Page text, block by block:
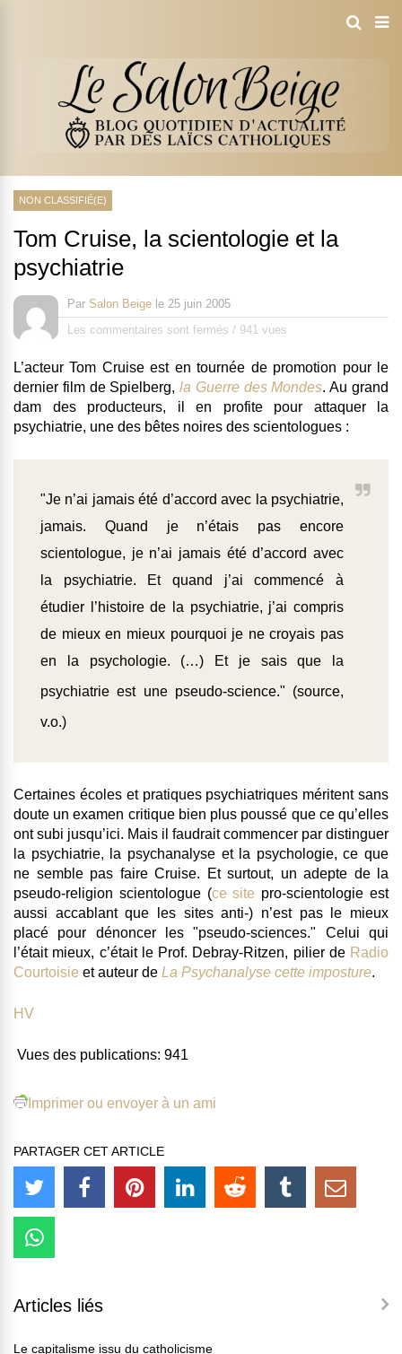
NON CLASSIFIÉ(E)
Tom Cruise, la scientologie et la
psychiatrie
Par Salon Beige le 25 juin 2005
Les commentaires sont fermés / 941 vues
L’acteur Tom Cruise est en tournée de promotion pour le
dernier film de Spielberg,la Guerre des Mondes. Au grand
dam des producteurs, il en profite pour attaquer la
psychiatrie, une des bêtes noires des scientologues :
"Je n’ai jamais été d’accord avec la psychiatrie,
jamais. Quand je n’étais pas encore
scientologue, je n’ai jamais été d’accord avec
la psychiatrie. Et quand j’ai commencé à
étudier l’histoire de la psychiatrie, j’ai compris
de mieux en mieux pourquoi je ne croyais pas
en la psychologie. (…) Et je sais que la
psychiatrie est une pseudo-science." (source,
v.o.)
Certaines écoles et pratiques psychiatriques méritent sans
doute un examen critique bien plus poussé que ce qu’elles
ont subi jusqu’ici. Mais il faudrait commencer par distinguer
la psychiatrie, la psychanalyse et la psychologie, ce que
ne semble pas faire Cruise. Et surtout, un adepte de la
pseudo-religion scientologue (ce site pro-scientologie est
aussi accablant que les sites anti-) n’est pas le mieux
placé pour dénoncer les "pseudo-sciences." Celui qui
l’était mieux, c’était le Prof. Debray-Ritzen, pilier de Radio
Courtoisie et auteur de La Psychanalyse cette imposture.
HV
Vues des publications: 941
Imprimer ou envoyer à un ami
PARTAGER CET ARTICLE
Articles liés
Le capitalisme issu du catholicisme